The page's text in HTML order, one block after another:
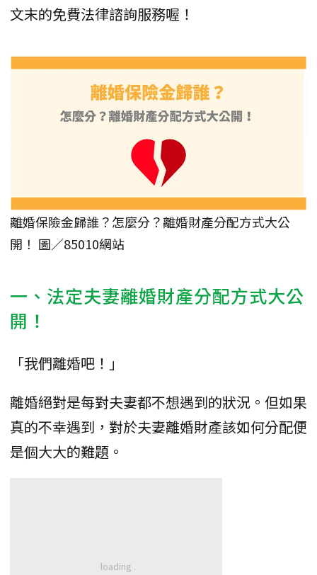
文末的免費法律諮詢服務喔！
離婚保險金歸誰？怎麼分？離婚財產分配方式大公
開！ 圖／85010網站
一、法定夫妻離婚財產分配方式大公
開！
「我們離婚吧！」
離婚絕對是每對夫妻都不想遇到的狀況。但如果
真的不幸遇到，對於夫妻離婚財產該如何分配便
是個大大的難題。